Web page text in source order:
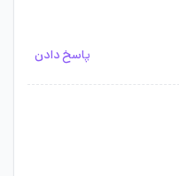
پاسخ دادن